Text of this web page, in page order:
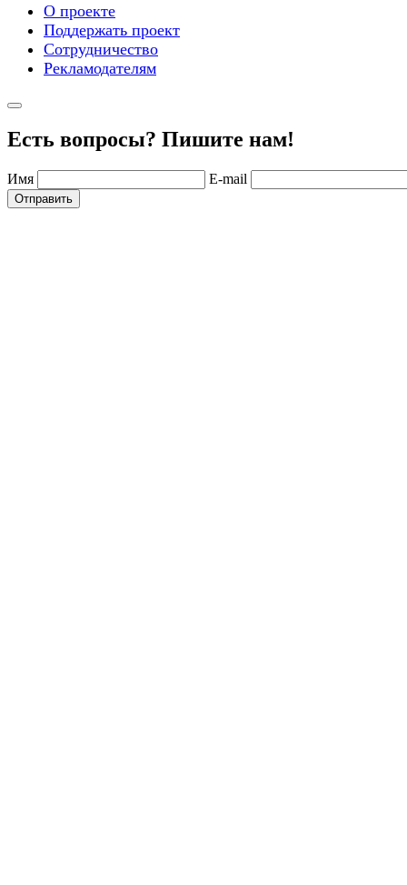
О проекте
Поддержать проект
Сотрудничество
Рекламодателям
Есть вопросы? Пишите нам!
Имя E-mail